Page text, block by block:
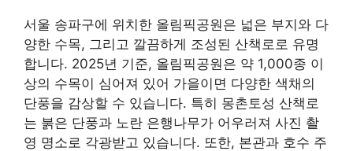
서울 송파구에 위치한 올림픽공원은 넓은 부지와 다
양한 수목, 그리고 깔끔하게 조성된 산책로로 유명
합니다. 2025년 기준, 올림픽공원은 약 1,000종 이
상의 수목이 심어져 있어 가을이면 다양한 색채의
단풍을 감상할 수 있습니다. 특히 몽촌토성 산책로
는 붉은 단풍과 노란 은행나무가 어우러져 사진 촬
영 명소로 각광받고 있습니다. 또한, 본관과 호수 주